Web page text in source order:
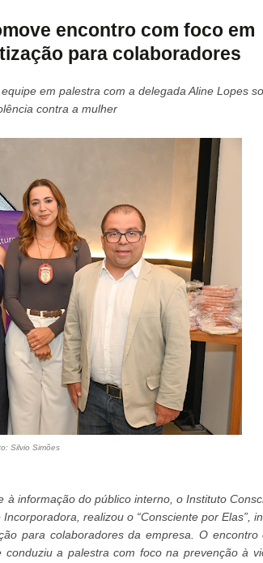
encontro com foco em
para colaboradores
em palestra com a delegada Aline Lopes
contra a mulher
Silvio Simões
informação do público interno, o Instituto
realizou o “Consciente por Elas”,
para colaboradores da empresa. O encontro
a palestra com foco na prevenção à